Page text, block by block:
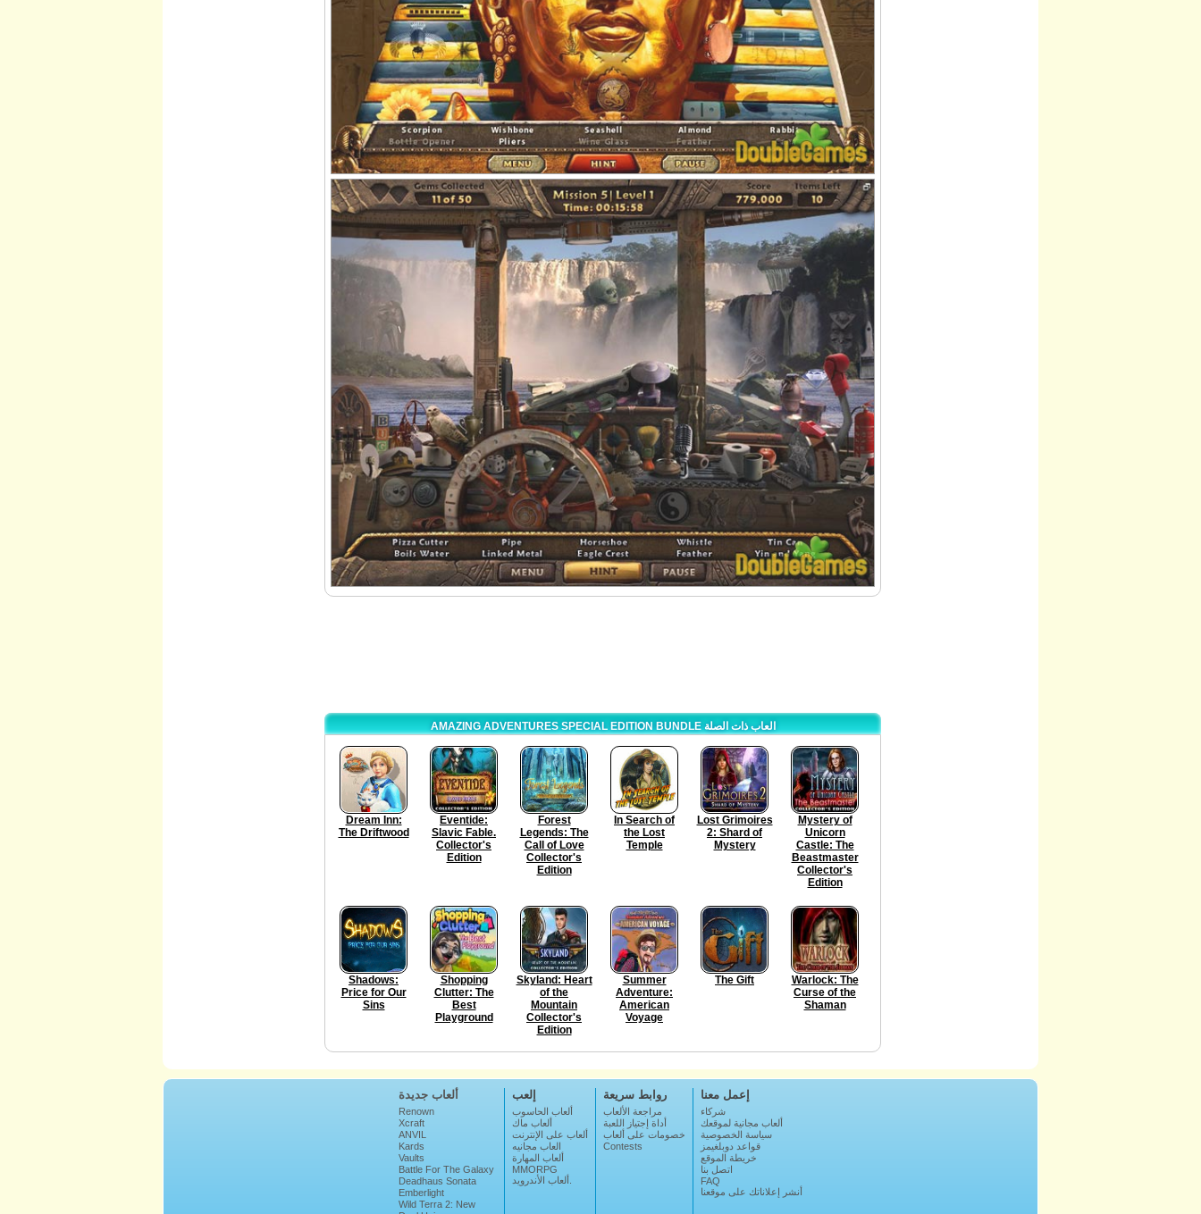
AMAZING ADVENTURES SPECIAL EDITION BUNDLE العاب ذات الصلة
Dream Inn:
The Driftwood
Eventide:
Slavic Fable.
Collector's
Edition
Forest
Legends: The
Call of Love
Collector's
Edition
In Search of
the Lost
Temple
Lost Grimoires
2: Shard of
Mystery
Mystery of
Unicorn
Castle: The
Beastmaster
Collector's
Edition
Shadows:
Price for Our
Sins
Shopping
Clutter: The
Best
Playground
Skyland: Heart
of the
Mountain
Collector's
Edition
Summer
Adventure:
American
Voyage
The Gift
Warlock: The
Curse of the
Shaman
ألعاب جديدة
Renown
Xcraft
ANVIL
Kards
Vaults
Battle For The Galaxy
Deadhaus Sonata
Emberlight
Wild Terra 2: New
إلعب
ألعاب الحاسوب
ألعاب ماك
ألعاب على الإنترنت
العاب مجانيه
ألعاب المهارة
MMORPG
روابط سريعة
مراجعة الألعاب
أداة إجتياز اللعبة
خصومات على ألعاب
Contests
إعمل معنا
شركاء
ألعاب مجانية لموقعك
سياسة الخصوصية
قواعد دوبلغيمز
خريطة الموقع
اتصل بنا
FAQ
أنشر إعلاناتك على موقعنا